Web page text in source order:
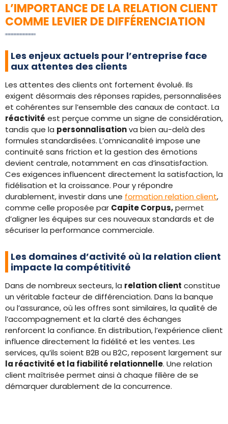
L’IMPORTANCE DE LA RELATION CLIENT
COMME LEVIER DE DIFFÉRENCIATION
Les enjeux actuels pour l’entreprise face
aux attentes des clients
Les attentes des clients ont fortement évolué. Ils
exigent désormais des réponses rapides, personnalisées
et cohérentes sur l’ensemble des canaux de contact. La
réactivité est perçue comme un signe de considération,
tandis que la personnalisationva bien au-delà des
formules standardisées. L’omnicanalité impose une
continuité sans friction et la gestion des émotions
devient centrale, notamment en cas d’insatisfaction.
Ces exigences influencent directement la satisfaction, la
fidélisation et la croissance. Pour y répondre
durablement, investir dans une formation relation client,
comme celle proposée par Capite Corpus,permet
d’aligner les équipes sur ces nouveaux standards et de
sécuriser la performance commerciale.
Les domaines d’activité où la relation client
impacte la compétitivité
Dans de nombreux secteurs, la relation client constitue
un véritable facteur de différenciation. Dans la banque
ou l’assurance, où les offres sont similaires, la qualité de
l’accompagnement et la clarté des échanges
renforcent la confiance. En distribution, l’expérience client
influence directement la fidélité et les ventes. Les
services, qu’ils soient B2B ou B2C, reposent largement sur
la réactivité et la fiabilité relationnelle. Une relation
client maîtrisée permet ainsi à chaque filière de se
démarquer durablement de la concurrence.